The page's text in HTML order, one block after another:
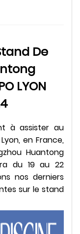
De
LYON
à assister au
en France,
Huantong
du 19 au 22
nos derniers
sur le stand